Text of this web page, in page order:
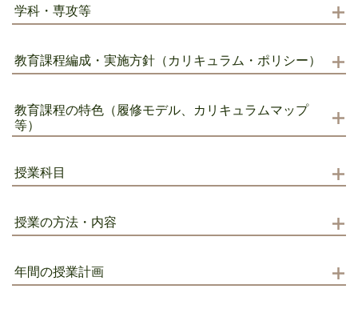
学科・専攻等
教育課程編成・実施方針（カリキュラム・ポリシー）
教育課程の特色（履修モデル、カリキュラムマップ
等）
授業科目
授業の方法・内容
年間の授業計画